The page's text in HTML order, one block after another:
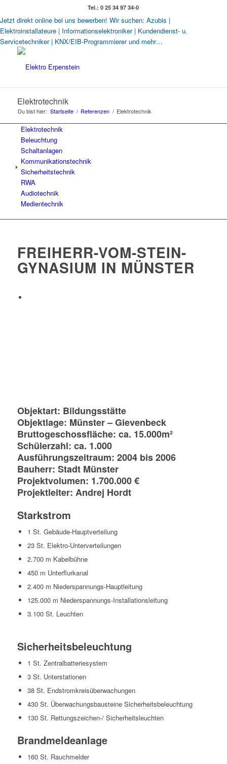
Tel.: 0 25 34 97 34-0
Jetzt direkt online bei uns bewerben! Wir suchen: Azubis |
Elektroinstallateure | Informationselektroniker | Kundendienst- u.
Servicetechniker | KNX/EIB-Programmierer und mehr…
Elektrotechnik
Du bist hier: Startseite / Referenzen / Elektrotechnik
Elektrotechnik
Beleuchtung
Schaltanlagen
Kommunikationstechnik
Sicherheitstechnik
RWA
Audiotechnik
Medientechnik
FREIHERR-VOM-STEIN-
GYNASIUM IN MÜNSTER
Objektart: Bildungsstätte
Objektlage: Münster – Gievenbeck
Bruttogeschossfläche: ca. 15.000m²
Schülerzahl: ca. 1.000
Ausführungszeitraum: 2004 bis 2006
Bauherr: Stadt Münster
Projektvolumen: 1.700.000 €
Projektleiter: Andrej Hordt
Starkstrom
1 St. Gebäude-Hauptverteilung
23 St. Elektro-Unterverteilungen
2.700 m Kabelbühne
450 m Unterflurkanal
2.400 m Niederspannungs-Hauptleitung
125.000 m Niederspannungs-Installationsleitung
3.100 St. Leuchten
Sicherheitsbeleuchtung
1 St. Zentralbatteriesystem
3 St. Unterstationen
38 St. Endstromkreisüberwachungen
430 St. Überwachungsbausteine Sicherheitsbeleuchtung
130 St. Rettungszeichen-/ Sicherheitsleuchten
Brandmeldeanlage
160 St. Rauchmelder